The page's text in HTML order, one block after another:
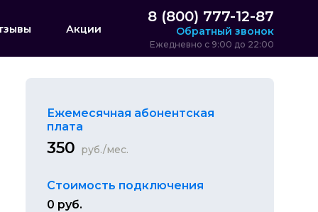
Акции
8 (800) 777-12-87
Обратный звонок
Ежедневно с 9:00 до 22:00
Ежемесячная абонентская
плата
350 руб./мес.
Стоимость подключения
0 руб.